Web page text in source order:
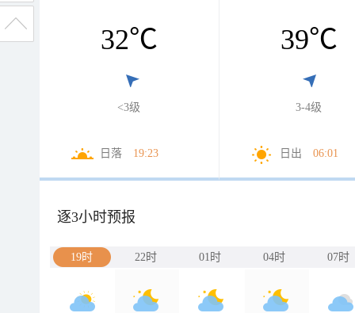
32℃
<3级
日落 19:23
39℃
3-4级
日出 06:01
逐3小时预报
19时 22时 01时 04时 07时